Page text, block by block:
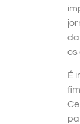
da
os
É